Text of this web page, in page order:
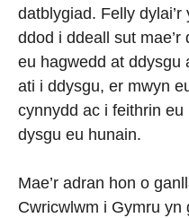
datblygiad. Felly dylai’r
ddod i ddeall sut
eu hagwedd at ddysgu
ati i ddysgu, er mwyn
cynnydd ac i feithrin
dysgu eu hunain.
Mae’r adran hon o
Cwricwlwm i Gymru